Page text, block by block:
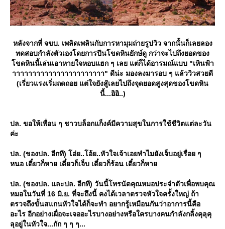
หลังจากที่ จขบ. เพลิดเพลินกับการหามุมถ่ายรูปวิว จากนั้นก็เลยลอง
ทดสอบกำลังตัวเองโดยการปีนโขดหินยักษ์ดู กว่าจะไปถึงยอดของ
ขดหินนี้เล่นเอาหายใจหอบแฮก ๆ เลย แต่ก็ได้อารมณ์แบบ "เหินฟ้า
าาาาาาาาาาาาาาาาาาาาาาา" ดีน่ะ มองลงมารอบ ๆ แล้ววิวสวยดี
(เรี่ยวแรงเริ่มถดถอย แต่ใจยังสู้เลยไปถึงจุดยอดสูงสุดของโขดหิน
นี้...อิอิ..)
ปล. ขอให้เพื่อน ๆ ชาวบล็อกแก็งค์มีความสุขในการใช้ชีวิตแต่ละวัน
ค่ะ
ปล. (ของปล. อีกที) โอ่ย..โอ้ย..หัวใจเจ้าเอยทำไมยังเจ็บอยู่เรื่อย ๆ
หนอ เดี๋ยวก็หาย เดี๋ยวก็เจ็บ เดี๋ยวก็ร้อน เดี๋ยวก็หา
ปล. (ของปล. และปล. อีกที) วันนี้โทรนัดคุณหมอประจำตัวเพื่อพบคุณ
หมอในวันที่ 16 มิ.ย. ที่จะถึงนี้ คงได้เวลาตรวจหัวใจครั้งใหญ่ ถ้า
ตรวจถึงขั้นสแกนหัวใจได้ก็จะทำ อยากรู้เหมือนกันว่าอาการนี้คือ
อะไร อีกอย่างเผื่อจะเจออะไรบางอย่างหรือใครบางคนกำลังกลิ้งคุลุคุ
ลุอยู่ในหัวใจ...กัก ๆ ๆ ๆ...